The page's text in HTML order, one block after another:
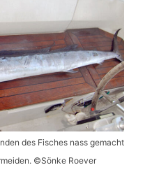
des Fisches nass gemacht
©Sönke Roever